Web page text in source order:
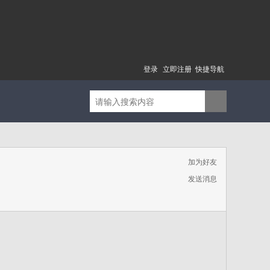
快捷导航
登录 立即注册
加为好友
发送消息